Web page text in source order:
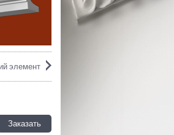
элемент
Заказать